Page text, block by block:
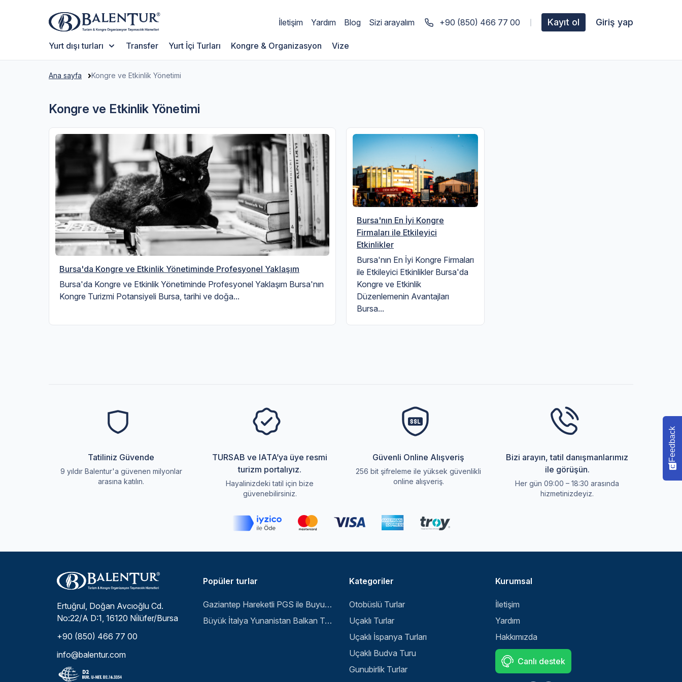
İletişim Yardım Blog Sizi arayalım +90 (850) 466 77 00 Kayıt ol Giriş yap
Yurt dışı turları Transfer Yurt İçi Turları Kongre & Organizasyon Vize
Ana sayfa Kongre ve Etkinlik Yönetimi
Kongre ve Etkinlik Yönetimi
Bursa'da Kongre ve Etkinlik Yönetiminde Profesyonel Yaklaşım
Bursa'da Kongre ve Etkinlik Yönetiminde Profesyonel Yaklaşım Bursa'nın
Kongre Turizmi Potansiyeli Bursa, tarihi ve doğa...
Bursa'nın En İyi Kongre
Firmaları ile Etkileyici
Etkinlikler
Bursa'nın En İyi Kongre Firmaları
ile Etkileyici Etkinlikler Bursa'da
Kongre ve Etkinlik
Düzenlemenin Avantajları
Bursa...
Tatiliniz Güvende
9 yıldır Balentur'a güvenen milyonlar
arasına katılın.
TURSAB ve IATA’ya üye resmi
turizm portalıyız.
Hayalinizdeki tatil için bize
güvenebilirsiniz.
Güvenli Online Alışveriş
256 bit şifreleme ile yüksek güvenlikli
online alışveriş.
Bizi arayın, tatil danışmanlarımız
ile görüşün.
Her gün 09:00 – 18:30 arasında
hizmetinizdeyiz.
Ertuğrul, Doğan Avcıoğlu Cd.
No:22/A D:1, 16120 Ni̇lüfer/Bursa
+90 (850) 466 77 00
info@balentur.com
Popüler turlar
Gaziantep Hareketli PGS ile Buyuk Balkan 6 Gece 8 Gun Vizesiz SKP-SKP
Büyük İtalya Yunanistan Balkan Turu - İstanbul
Kategoriler
Otobüslü Turlar
Uçaklı Turlar
Uçaklı İspanya Turları
Uçaklı Budva Turu
Gunubirlik Turlar
Kurumsal
İletişim
Yardım
Hakkımızda
Canlı destek
Feedback